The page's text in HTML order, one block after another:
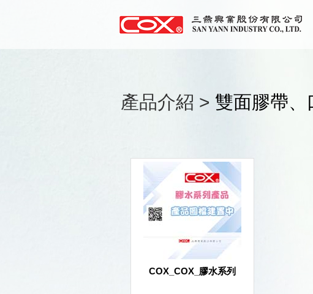
產品介紹 > 雙面膠帶、
COX_COX_膠水系列